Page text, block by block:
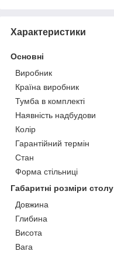
Характеристики
Основні
Виробник
Країна виробник
Тумба в комплекті
Наявність надбудови
Колір
Гарантійний термін
Стан
Форма стільниці
Габаритні розміри столу
Довжина
Глибина
Висота
Вага